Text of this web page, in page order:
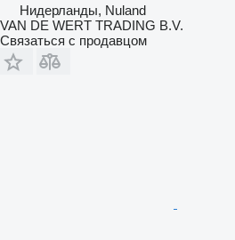
Нидерланды, Nuland
VAN DE WERT TRADING B.V.
Связаться с продавцом